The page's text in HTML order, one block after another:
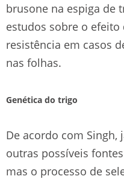
brusone na espiga de
estudos sobre o efeito
resistência em casos
nas folhas.
Genética do trigo
De acordo com
outras possíveis
mas o processo de